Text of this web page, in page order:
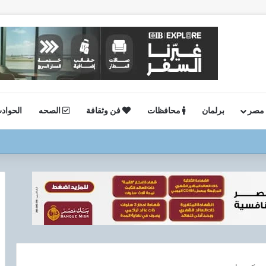
مصر برلمان محافظات فن وثقافة الصحه